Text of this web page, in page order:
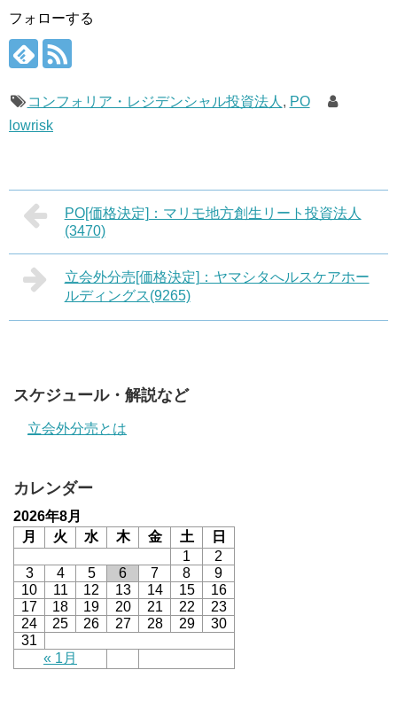
フォローする
コンフォリア・レジデンシャル投資法人 , PO
lowrisk
PO[価格決定]：マリモ地方創生リート投資法人
(3470)
立会外分売[価格決定]：ヤマシタへルスケアホー
ルディングス(9265)
スケジュール・解説など
立会外分売とは
カレンダー
2026年8月
月
火 水 木 金 土 日
« 1月
1
2
3
4 5 6 7 8
9
10
11 12 13 14 15
16
17
18 19 20 21 22
23
24
25 26 27 28 29
30
31